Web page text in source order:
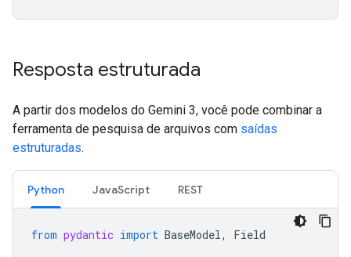
Resposta estruturada
A partir dos modelos do Gemini 3, você pode combinar a
ferramenta de pesquisa de arquivos com saídas
estruturadas.
Python JavaScript REST
from pydantic import BaseModel, Field